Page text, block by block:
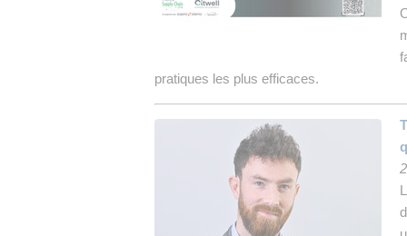
pratiques les plus efficaces.